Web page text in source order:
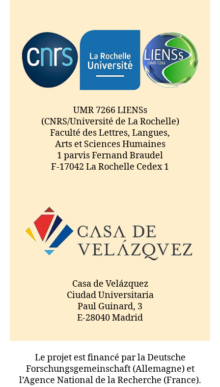
UMR 7266 LIENSs
(CNRS/Université de La Rochelle)
Faculté des Lettres, Langues,
Arts et Sciences Humaines
1 parvis Fernand Braudel
F-17042 La Rochelle Cedex 1
Casa de Velázquez
Ciudad Universitaria
Paul Guinard, 3
E-28040 Madrid
Le projet est financé par la Deutsche
Forschungsgemeinschaft (Allemagne) et
l’Agence National de la Recherche (France).